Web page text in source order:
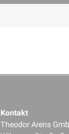
Kontakt
Theodor Arens